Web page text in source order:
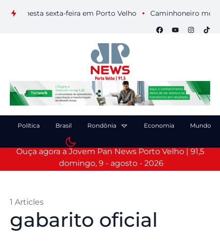
nesta sexta-feira em Porto Velho Caminhoneiro morre
Política Brasil Rondônia Economia Mundo
Ouça agora a Jovem Pan News Porto Velho | 91,5
domingo, 9 - agosto - 2026
gabarito oficial
1 Articles